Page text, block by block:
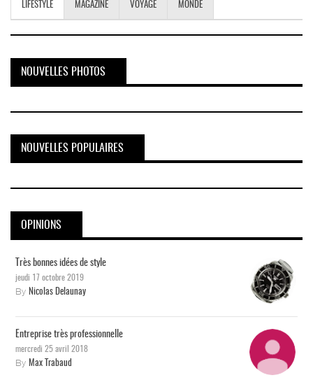
LIFESTYLE MAGAZINE VOYAGE MONDE
NOUVELLES PHOTOS
NOUVELLES POPULAIRES
OPINIONS
Très bonnes idées de style
jeudi 17 octobre 2019
By Nicolas Delaunay
Entreprise très professionnelle
mercredi 25 avril 2018
By Max Trabaud